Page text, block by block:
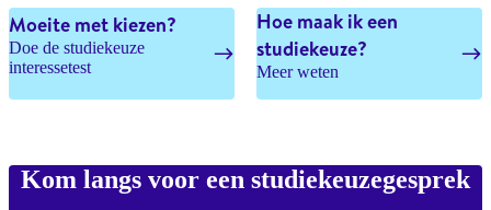
Moeite met kiezen?
Doe de studiekeuze
interessetest
Hoe maak ik een
studiekeuze?
Meer weten
Kom langs voor een studiekeuzegesprek